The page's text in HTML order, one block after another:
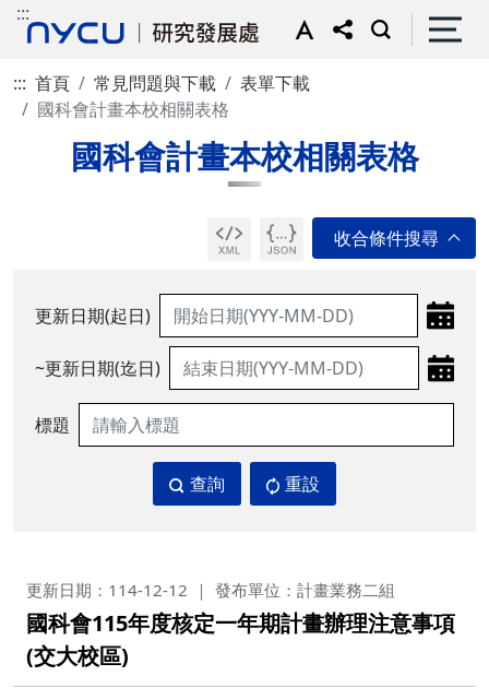
:::
::: 首頁 常見問題與下載
表單下載
國科會計畫本校相關表格
國科會計畫本校相關表格
更新日期(起日)
~更新日期(迄日)
標題
查詢 重設
更新日期：114-12-12 發布單位：計畫業務二組
國科會115年度核定一年期計畫辦理注意事項
(交大校區)